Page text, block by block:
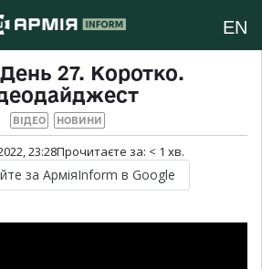
EN
27. Коротко.
ВІДЕО НОВИНИ
23:28Прочитаєте за: < 1 хв.
за АрміяInform в Google